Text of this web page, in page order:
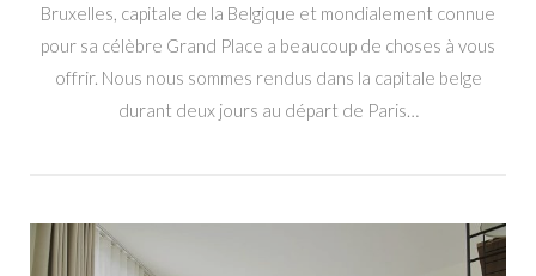
Bruxelles, capitale de la Belgique et mondialement connue
pour sa célèbre Grand Place a beaucoup de choses à vous
offrir. Nous nous sommes rendus dans la capitale belge
durant deux jours au départ de Paris…